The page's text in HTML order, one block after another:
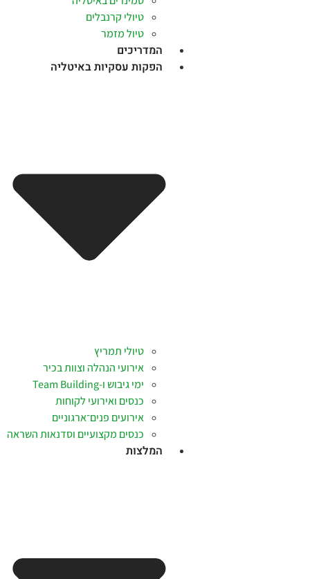
טיולי קרנבלים
טיול מזמר
המדריכים
הפקות עסקיות באיטליה
טיולי תמריץ
אירועי הנהלה וצוות בכיר
ימי גיבוש ו-Team Building
כנסים ואירועי לקוחות
אירועים פנים־ארגוניים
כנסים מקצועיים וסדנאות השראה
המלצות